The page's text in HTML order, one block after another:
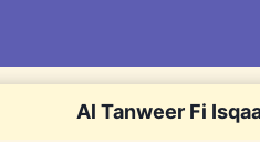
Al Tanweer Fi